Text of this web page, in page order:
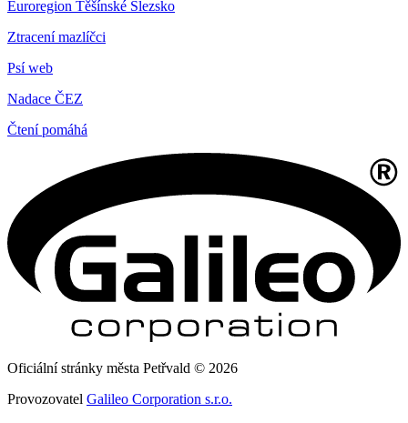
Euroregion Těšínské Slezsko
Ztracení mazlíčci
Psí web
Nadace ČEZ
Čtení pomáhá
Oficiální stránky města Petřvald © 2026
Provozovatel Galileo Corporation s.r.o.